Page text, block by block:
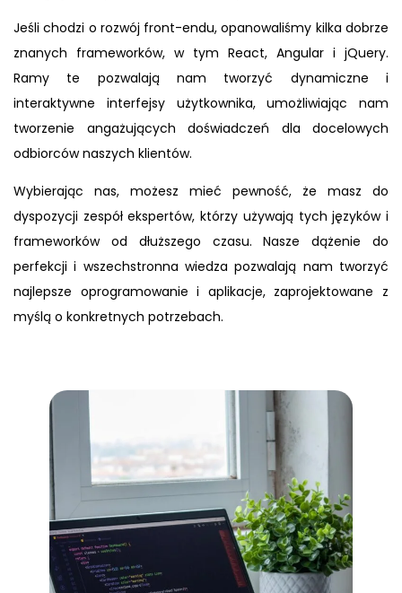
Jeśli chodzi o rozwój front-endu, opanowaliśmy kilka dobrze
znanych frameworków, w tym React, Angular i jQuery.
Ramy te pozwalają nam tworzyć dynamiczne i
interaktywne interfejsy użytkownika, umożliwiając nam
tworzenie angażujących doświadczeń dla docelowych
odbiorców naszych klientów.
Wybierając nas, możesz mieć pewność, że masz do
dyspozycji zespół ekspertów, którzy używają tych języków i
frameworków od dłuższego czasu. Nasze dążenie do
perfekcji i wszechstronna wiedza pozwalają nam tworzyć
najlepsze oprogramowanie i aplikacje, zaprojektowane z
myślą o konkretnych potrzebach.